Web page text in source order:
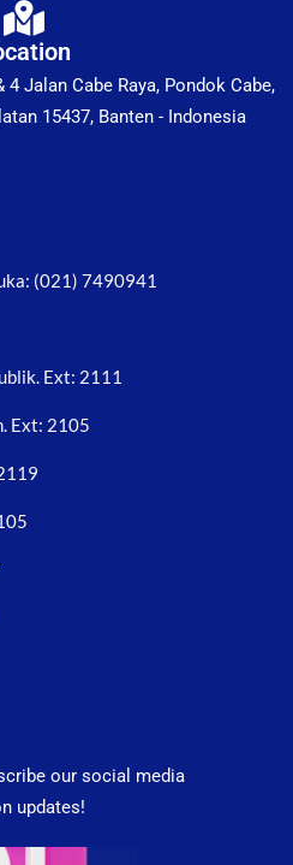
Jalan Cabe Raya, Pondok Cabe,
15437, Banten - Indonesia
(021) 7490941
Ext: 2111
Ext: 2105
our social media
updates!